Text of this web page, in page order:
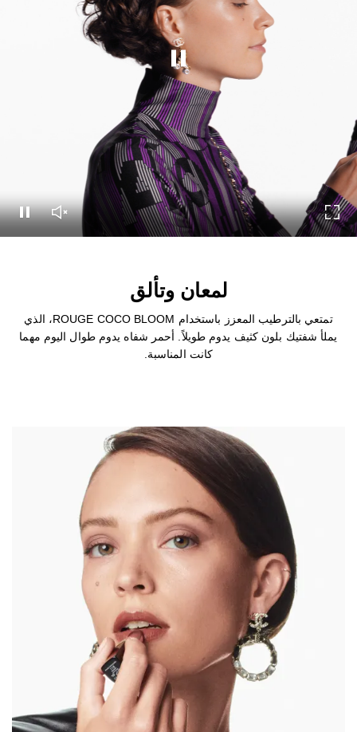
إيقاف هذا الفيديو
إيقاف هذا الفيديو
تشغيل صوت الفيديو
لمعان وتألق
تمتعي بالترطيب المعزز باستخدام ROUGE COCO BLOOM، الذي
يملأ شفتيك بلون كثيف يدوم طويلاً. أحمر شفاه يدوم طوال اليوم مهما
كانت المناسبة.